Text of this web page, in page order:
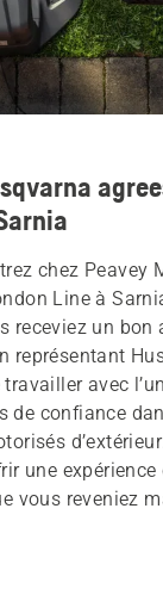
chez Peavey
Line à
receviez un bon
représentant
avec
de confiance
une expérience
vous reveniez